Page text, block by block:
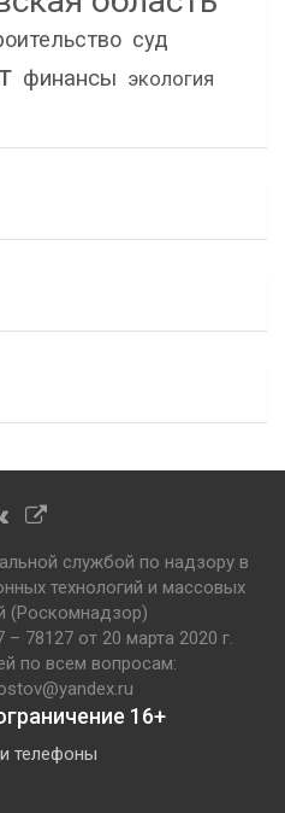
суд
финансы экология
службой по надзору в
технологий и массовых
(Роскомнадзор)
от 20 марта 2020 г.
по всем вопросам:
16+
телефоны